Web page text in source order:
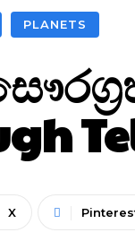
PLANETS
X